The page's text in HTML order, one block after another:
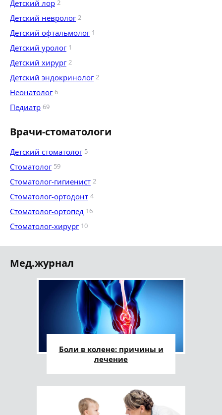
Детский лор 2
Детский невролог 2
Детский офтальмолог 1
Детский уролог 1
Детский хирург 2
Детский эндокринолог 2
Неонатолог 6
Педиатр 69
Врачи-стоматологи
Детский стоматолог 5
Стоматолог 59
Стоматолог-гигиенист 2
Стоматолог-ортодонт 4
Стоматолог-ортопед 16
Стоматолог-хирург 10
Мед.журнал
Боли в колене: причины и
лечение